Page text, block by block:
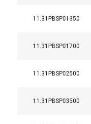
11.31PBSP01350
11.31PBSP01700
11.31PBSP02500
11.31PBSP03500